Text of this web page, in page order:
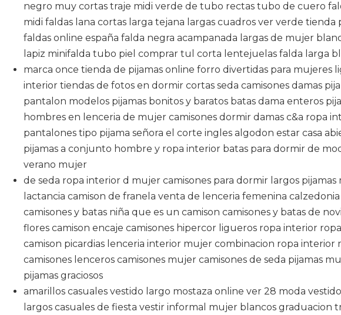
negro muy cortas traje midi verde de tubo rectas tubo de cuero
midi faldas lana cortas larga tejana largas cuadros ver verde tienda
faldas online españa falda negra acampanada largas de mujer
lapiz minifalda tubo piel comprar tul corta lentejuelas falda larga
marca once tienda de pijamas online forro divertidas para mujeres
interior tiendas de fotos en dormir cortas seda camisones damas
pantalon modelos pijamas bonitos y baratos batas dama enteros
hombres en lenceria de mujer camisones dormir damas c&a ropa
pantalones tipo pijama señora el corte ingles algodon estar casa
pijamas a conjunto hombre y ropa interior batas para dormir de
verano mujer
de seda ropa interior d mujer camisones para dormir largos pijamas
lactancia camison de franela venta de lenceria femenina calzedonia
camisones y batas niña que es un camison camisones y batas de
flores camison encaje camisones hipercor ligueros ropa interior
camison picardias lenceria interior mujer combinacion ropa interior
camisones lenceros camisones mujer camisones de seda pijamas
pijamas graciosos
amarillos casuales vestido largo mostaza online ver 28 moda
largos casuales de fiesta vestir informal mujer blancos graduacion